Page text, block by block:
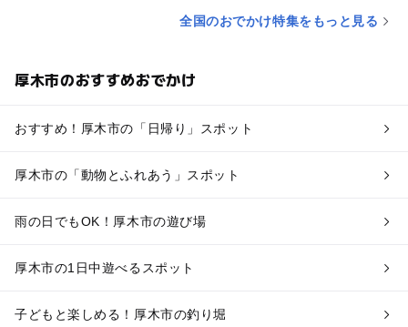
全国のおでかけ特集をもっと見る
厚木市のおすすめおでかけ
おすすめ！厚木市の「日帰り」スポット
厚木市の「動物とふれあう」スポット
雨の日でもOK！厚木市の遊び場
厚木市の1日中遊べるスポット
子どもと楽しめる！厚木市の釣り堀